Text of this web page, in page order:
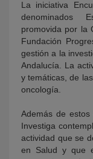
La iniciativa
denominados
promovida por la
Fundación
gestión a la
Andalucía. La
y temáticas, de
oncología.
Además de estos
Investiga
actividad que se
en Salud y que